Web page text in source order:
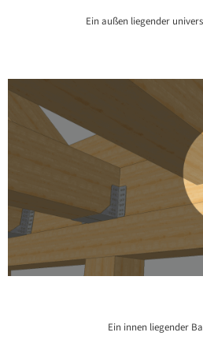
Ein außen liegender
Ein innen liegender